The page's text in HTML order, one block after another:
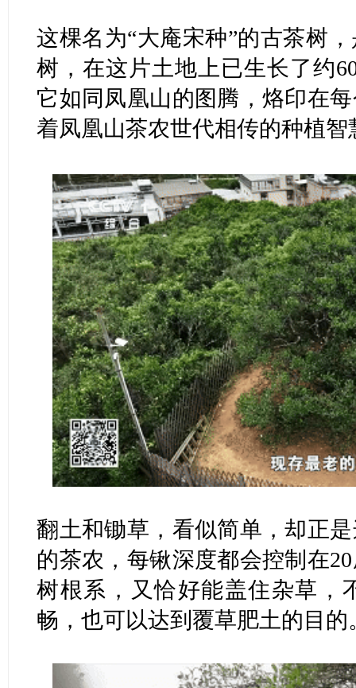
这棵名为“大庵宋种”的古茶树
树，在这片土地上已生长了约
它如同凤凰山的图腾，烙印在
着凤凰山茶农世代相传的种植智
翻土和锄草，看似简单，却正
的茶农，每锹深度都会控制在
树根系，又恰好能盖住杂草，
畅，也可以达到覆草肥土的目